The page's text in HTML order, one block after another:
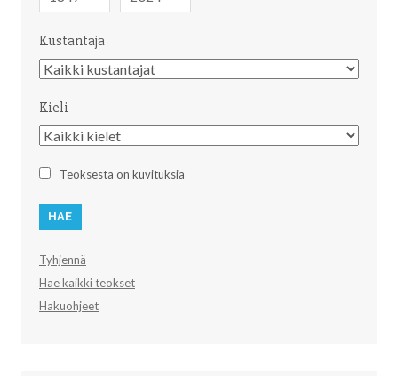
Kustantaja
Kustantaja
Kieli
Kieli
Teoksesta on kuvituksia
Tyhjennä
Hae kaikki teokset
Hakuohjeet